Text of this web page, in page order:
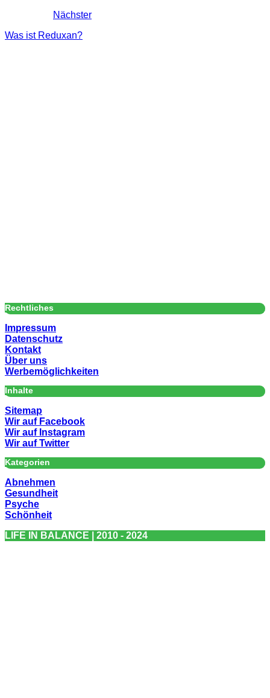
Nächster
Was ist Reduxan?
Rechtliches
Impressum
Datenschutz
Kontakt
Über uns
Werbemöglichkeiten
Inhalte
Sitemap
Wir auf Facebook
Wir auf Instagram
Wir auf Twitter
Kategorien
Abnehmen
Gesundheit
Psyche
Schönheit
LIFE IN BALANCE | 2010 - 2024